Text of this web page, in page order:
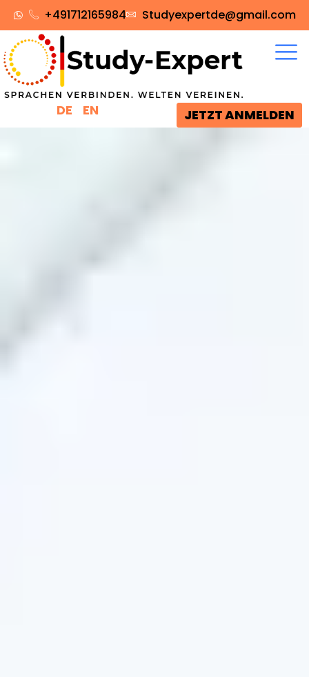
+491712165984‬ Studyexpertde@gmail.com
DE EN JETZT ANMELDEN